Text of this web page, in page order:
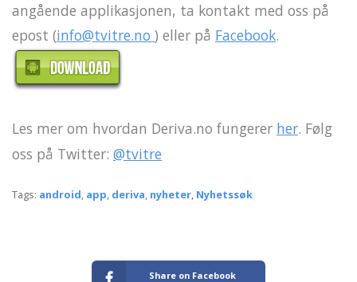
angående applikasjonen, ta kontakt med oss på
epost (info@tvitre.no ) eller på Facebook.
Les mer om hvordan Deriva.no fungerer her. Følg
oss på Twitter: @tvitre
Tags: android, app, deriva, nyheter, Nyhetssøk
Share on Facebook